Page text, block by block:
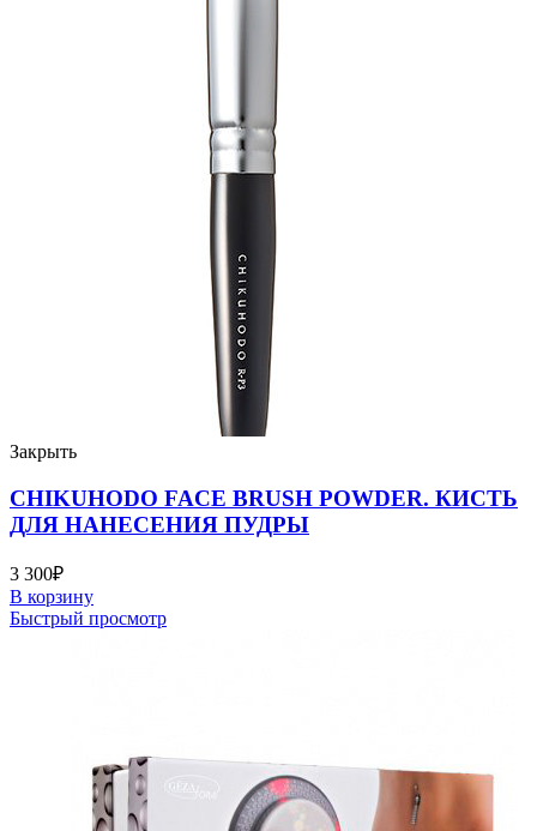
Закрыть
CHIKUHODO FACE BRUSH POWDER. КИСТЬ
ДЛЯ НАНЕСЕНИЯ ПУДРЫ
3 300₽
В корзину
Быстрый просмотр